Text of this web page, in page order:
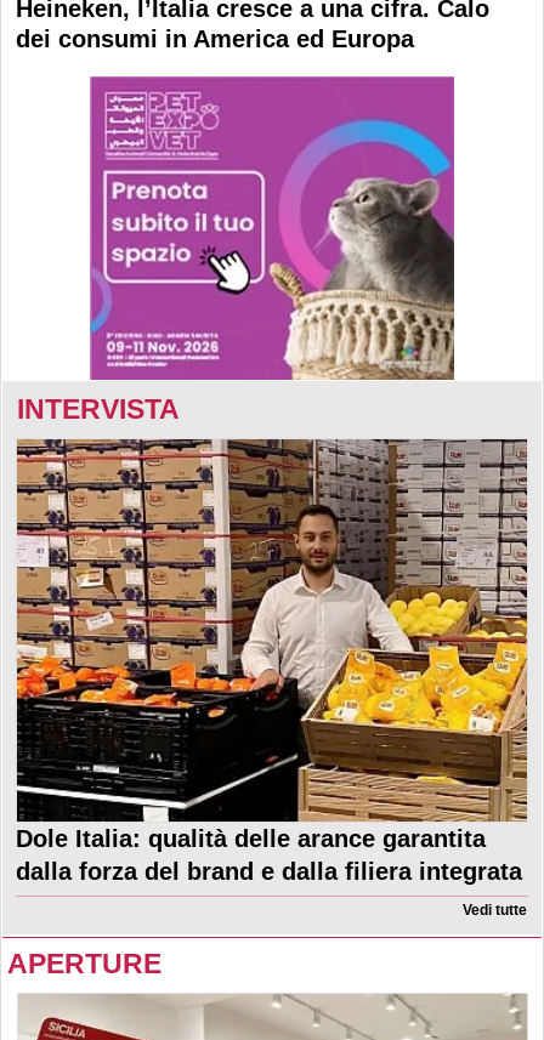
Heineken, l’Italia cresce a una cifra. Calo
dei consumi in America ed Europa
INTERVISTA
Dole Italia: qualità delle arance garantita
dalla forza del brand e dalla filiera integrata
Vedi tutte
APERTURE